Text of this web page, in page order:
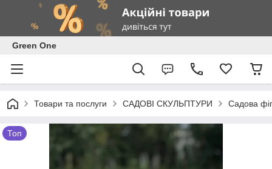
Green One
Товари та послуги САДОВІ СКУЛЬПТУРИ Садова
Топ